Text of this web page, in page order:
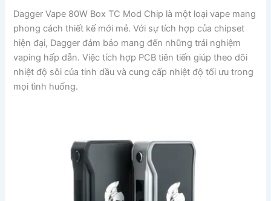
Dagger Vape 80W Box TC Mod Chip là một loại vape mang
phong cách thiết kế mới mẻ. Với sự tích hợp của chipset
hiện đại, Dagger đảm bảo mang đến những trải nghiệm
vaping hấp dẫn. Việc tích hợp PCB tiên tiến giúp theo dõi
nhiệt độ sôi của tinh dầu và cung cấp nhiệt độ tối ưu trong
mọi tình huống.